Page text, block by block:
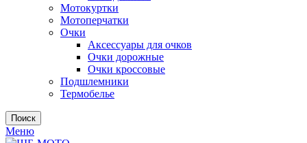
Мотокуртки
Мотоперчатки
Очки
Аксессуары для очков
Очки дорожные
Очки кроссовые
Подшлемники
Термобелье
Поиск
Меню